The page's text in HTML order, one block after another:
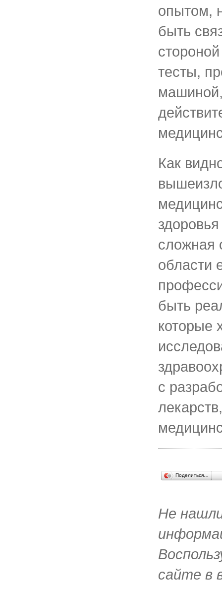
опытом,
быть
тесты,
Как
сложная
области
быть
которые
с
Поделиться…
Не
сайте в